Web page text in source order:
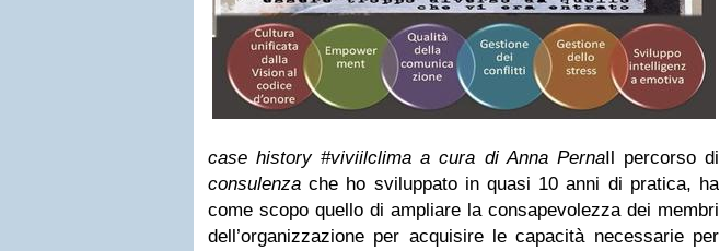
case history #viviilclima a cura di Anna PernaIl percorso di
consulenza che ho sviluppato in quasi 10 anni di pratica, ha
come scopo quello di ampliare la consapevolezza dei membri
dell’organizzazione per acquisire le capacità necessarie per